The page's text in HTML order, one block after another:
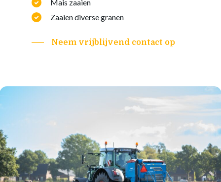
Mais zaaien
Zaaien diverse granen
Neem vrijblijvend contact op